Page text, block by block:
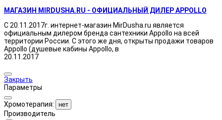
МАГАЗИН MIRDUSHA.RU - ОФИЦИАЛЬНЫЙ ДИЛЕР APPOLLO
С 20.11.2017г. интернет-магазин MirDusha.ru является
официальным дилером бренда сантехники Appollo на всей
территории России. С этого же дня, открыты продажи товаров
Appollo (душевые кабины Appollo, в
20.11.2017
Закрыть
Параметры
Хромотерапия: нет
Производитель